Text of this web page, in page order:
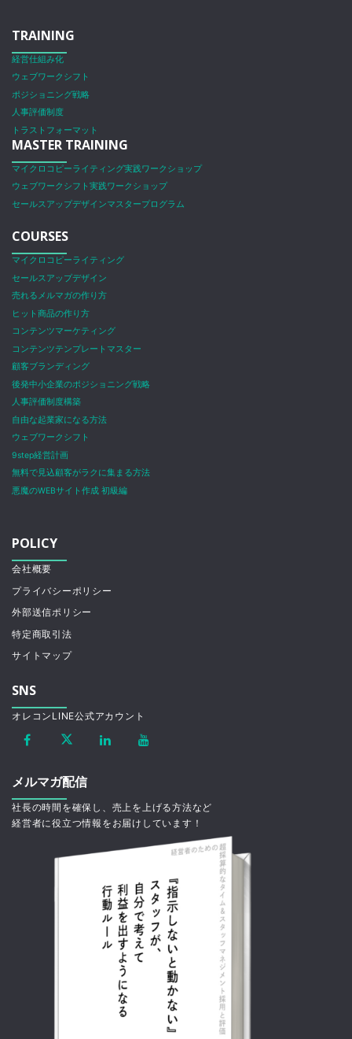
TRAINING
経営仕組み化
ウェブワークシフト
ポジショニング戦略
人事評価制度
トラストフォーマット
MASTER TRAINING
マイクロコピーライティング実践ワークショップ
ウェブワークシフト実践ワークショップ
セールスアップデザインマスタープログラム
COURSES
マイクロコピーライティング
セールスアップデザイン
売れるメルマガの作り方
ヒット商品の作り方
コンテンツマーケティング
コンテンツテンプレートマスター
顧客ブランディング
後発中小企業のポジショニング戦略
人事評価制度構築
自由な起業家になる方法
ウェブワークシフト
9step経営計画
無料で見込顧客がラクに集まる方法
悪魔のWEBサイト作成 初級編
POLICY
会社概要
プライバシーポリシー
外部送信ポリシー
特定商取引法
サイトマップ
SNS
オレコンLINE公式アカウント
メルマガ配信
社長の時間を確保し、売上を上げる方法など
経営者に役立つ情報をお届けしています！